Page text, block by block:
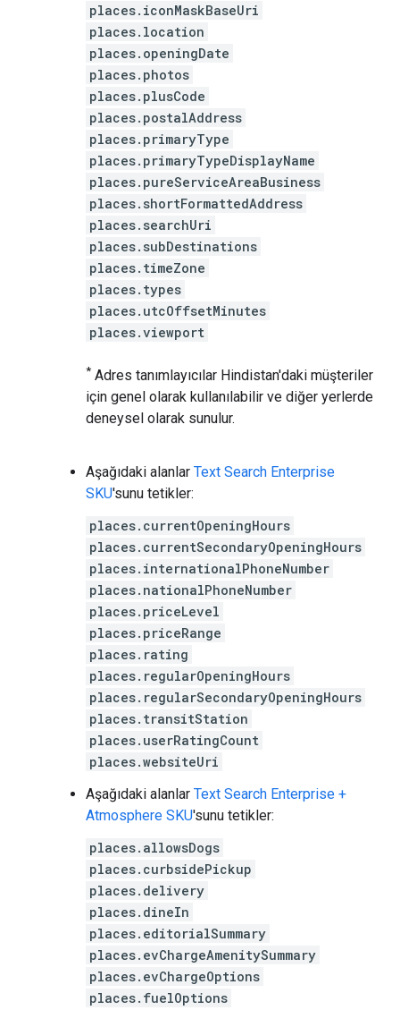
places.iconMaskBaseUri
places.location
places.openingDate
places.photos
places.plusCode
places.postalAddress
places.primaryType
places.primaryTypeDisplayName
places.pureServiceAreaBusiness
places.shortFormattedAddress
places.searchUri
places.subDestinations
places.timeZone
places.types
places.utcOffsetMinutes
places.viewport
* Adres tanımlayıcılar Hindistan'daki müşteriler
için genel olarak kullanılabilir ve diğer yerlerde
deneysel olarak sunulur.
Aşağıdaki alanlar Text Search Enterprise
SKU'sunu tetikler:
places.currentOpeningHours
places.currentSecondaryOpeningHours
places.internationalPhoneNumber
places.nationalPhoneNumber
places.priceLevel
places.priceRange
places.rating
places.regularOpeningHours
places.regularSecondaryOpeningHours
places.transitStation
places.userRatingCount
places.websiteUri
Aşağıdaki alanlar Text Search Enterprise +
Atmosphere SKU'sunu tetikler:
places.allowsDogs
places.curbsidePickup
places.delivery
places.dineIn
places.editorialSummary
places.evChargeAmenitySummary
places.evChargeOptions
places.fuelOptions